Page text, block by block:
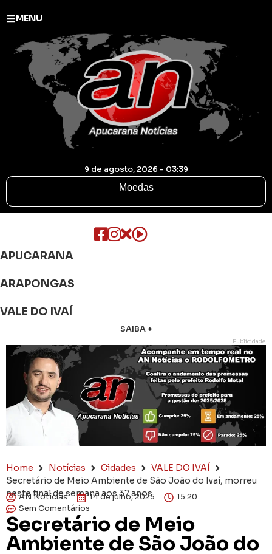
MENU
9 de agosto, 2026 - 03:39
Moedas
APUCARANA
ARAPONGAS
VALE DO IVAÍ
SAIBA +
Publicidade
Home Notícias Cidades
VALE DO IVAÍ
Secretário de Meio Ambiente de São João do Ivaí, morreu
neste final de semana aos 37 anos
AN Notícias 14 de julho, 2025
15:20
Sem Comentários
Secretário de Meio
Ambiente de São João do